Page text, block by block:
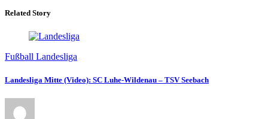
Related Story
Fußball Landesliga
Landesliga Mitte (Video): SC Luhe-Wildenau – TSV Seebach